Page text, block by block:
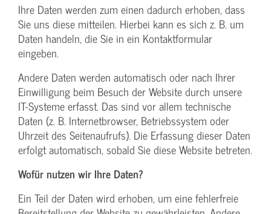
Ihre Daten werden zum einen dadurch erhoben, dass
Sie uns diese mitteilen. Hierbei kann es sich z. B. um
Daten handeln, die Sie in ein Kontaktformular
eingeben.
Andere Daten werden automatisch oder nach Ihrer
Einwilligung beim Besuch der Website durch unsere
IT-Systeme erfasst. Das sind vor allem technische
Daten (z. B. Internetbrowser, Betriebssystem oder
Uhrzeit des Seitenaufrufs). Die Erfassung dieser Daten
erfolgt automatisch, sobald Sie diese Website betreten.
Wofür nutzen wir Ihre Daten?
Ein Teil der Daten wird erhoben, um eine fehlerfreie